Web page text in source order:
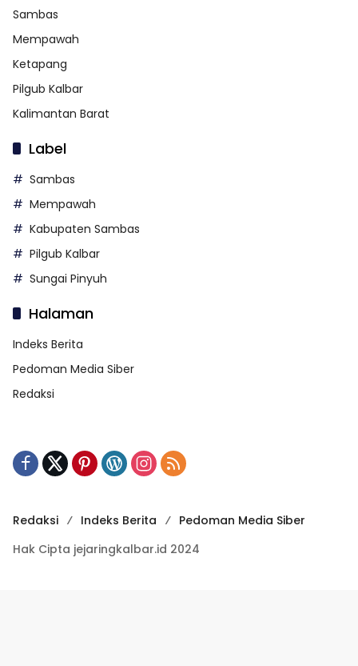
Sambas
Mempawah
Ketapang
Pilgub Kalbar
Kalimantan Barat
Label
Sambas
Mempawah
Kabupaten Sambas
Pilgub Kalbar
Sungai Pinyuh
Halaman
Indeks Berita
Pedoman Media Siber
Redaksi
Redaksi Indeks Berita
Pedoman Media Siber
Hak Cipta jejaringkalbar.id 2024